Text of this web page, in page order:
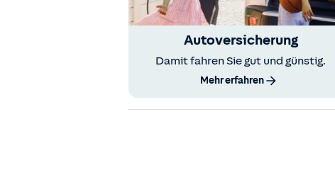
Autoversicherung
Damit fahren Sie gut und günstig.
Mehr erfahren